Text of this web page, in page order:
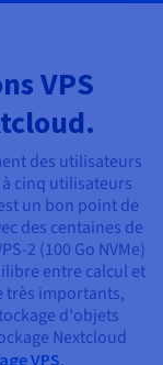
VPS
des utilisateurs
cinq utilisateurs
un bon point de
des centaines de
2 (100 Go NVMe)
entre calcul et
très importants,
d'objets
Nextcloud
VPS